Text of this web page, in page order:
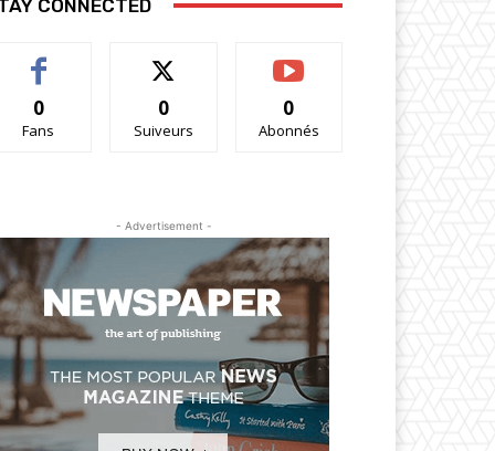
CONNECTED
0
Fans
0
Suiveurs
0
Abonnés
- Advertisement -